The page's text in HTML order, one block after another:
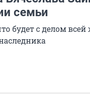
семьи
будет с делом